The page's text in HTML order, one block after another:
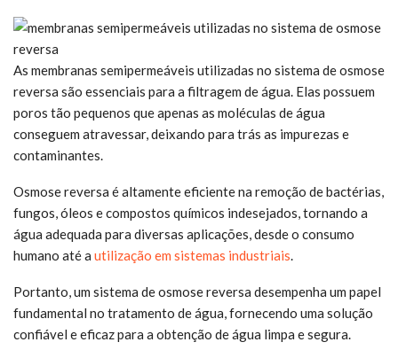
As membranas semipermeáveis utilizadas no sistema de osmose
reversa são essenciais para a filtragem de água. Elas possuem
poros tão pequenos que apenas as moléculas de água
conseguem atravessar, deixando para trás as impurezas e
contaminantes.
Osmose reversa é altamente eficiente na remoção de bactérias,
fungos, óleos e compostos químicos indesejados, tornando a
água adequada para diversas aplicações, desde o consumo
humano até a utilização em sistemas industriais.
Portanto, um sistema de osmose reversa desempenha um papel
fundamental no tratamento de água, fornecendo uma solução
confiável e eficaz para a obtenção de água limpa e segura.